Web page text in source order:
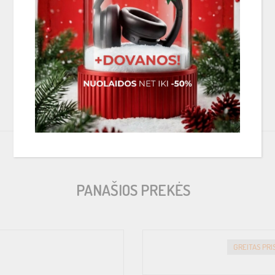
PANAŠIOS PREKĖS
GREITAS